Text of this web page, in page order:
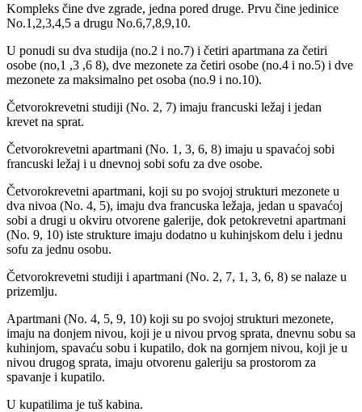
Kompleks čine dve zgrade, jedna pored druge. Prvu čine jedinice
No.1,2,3,4,5 a drugu No.6,7,8,9,10.
U ponudi su dva studija (no.2 i no.7) i četiri apartmana za četiri
osobe (no,1 ,3 ,6 8), dve mezonete za četiri osobe (no.4 i no.5) i dve
mezonete za maksimalno pet osoba (no.9 i no.10).
Četvorokrevetni studiji (No. 2, 7) imaju francuski ležaj i jedan
krevet na sprat.
Četvorokrevetni apartmani (No. 1, 3, 6, 8) imaju u spavaćoj sobi
francuski ležaj i u dnevnoj sobi sofu za dve osobe.
Četvorokrevetni apartmani, koji su po svojoj strukturi mezonete u
dva nivoa (No. 4, 5), imaju dva francuska ležaja, jedan u spavaćoj
sobi a drugi u okviru otvorene galerije, dok petokrevetni apartmani
(No. 9, 10) iste strukture imaju dodatno u kuhinjskom delu i jednu
sofu za jednu osobu.
Četvorokrevetni studiji i apartmani (No. 2, 7, 1, 3, 6, 8) se nalaze u
prizemlju.
Apartmani (No. 4, 5, 9, 10) koji su po svojoj strukturi mezonete,
imaju na donjem nivou, koji je u nivou prvog sprata, dnevnu sobu sa
kuhinjom, spavaću sobu i kupatilo, dok na gornjem nivou, koji je u
nivou drugog sprata, imaju otvorenu galeriju sa prostorom za
spavanje i kupatilo.
U kupatilima je tuš kabina.